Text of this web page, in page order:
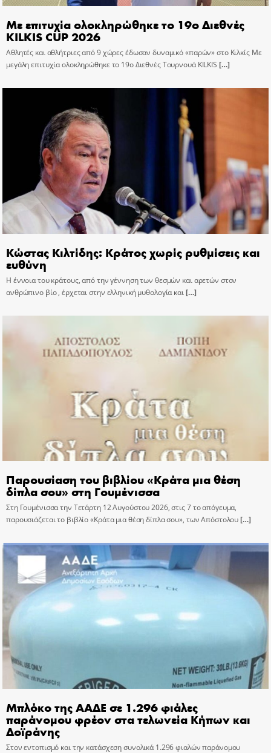
Με επιτυχία ολοκληρώθηκε το 19ο Διεθνές
KILKIS CUP 2026
Αθλητές και αθλήτριες από 9 χώρες έδωσαν δυναμικό «παρών» στο Κιλκίς Με
μεγάλη επιτυχία ολοκληρώθηκε το 19ο Διεθνές Τουρνουά KILKIS […]
Κώστας Κιλτίδης: Κράτος χωρίς ρυθμίσεις και
ευθύνη
Η έννοια του κράτους, από την γέννηση των θεσμών και αρετών στον
ανθρώπινο βίο , έρχεται στην ελληνική μυθολογία και[…]
Παρουσίαση του βιβλίου «Κράτα μια θέση
δίπλα σου» στη Γουμένισσα
Στη Γουμένισσα την Τετάρτη 12 Αυγούστου 2026, στις 7 το απόγευμα,
παρουσιάζεται το βιβλίο «Κράτα μια θέση δίπλα σου», των Απόστολου[…]
Μπλόκο της ΑΑΔΕ σε 1.296 φιάλες
παράνομου φρέον στα τελωνεία Κήπων και
Δοϊράνης
Στον εντοπισμό και την κατάσχεση συνολικά 1.296 φιαλών παράνομου